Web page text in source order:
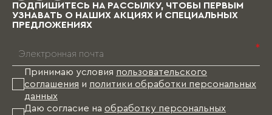
ПОДПИШИТЕСЬ НА РАССЫЛКУ, ЧТОБЫ ПЕРВЫМ
УЗНАВАТЬ О НАШИХ АКЦИЯХ И СПЕЦИАЛЬНЫХ
ПРЕДЛОЖЕНИЯХ
*
Принимаю условия пользовательского
соглашения и политики обработки персональных
данных
Даю согласие на обработку персональных